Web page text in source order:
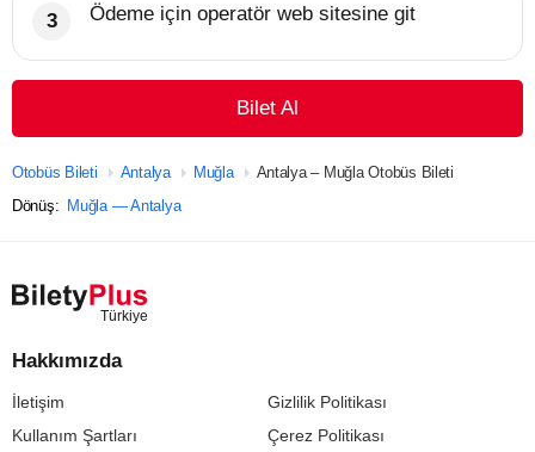
Ödeme için operatör web sitesine git
Bilet Al
Otobüs Bileti Antalya Muğla
Antalya – Muğla Otobüs Bileti
Dönüş: Muğla — Antalya
Hakkımızda
İletişim
Gizlilik Politikası
Kullanım Şartları
Çerez Politikası